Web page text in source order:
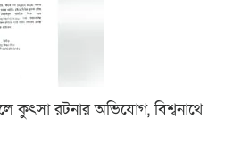
রটনার অভিযোগ, বিশ্বনাথে